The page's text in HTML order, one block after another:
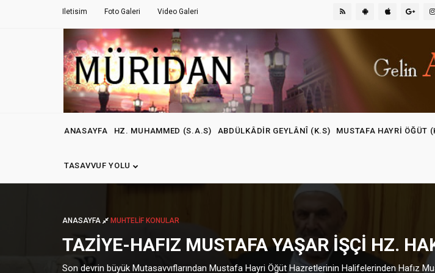
Iletisim Foto Galeri Video Galeri
ANASAYFA HZ. MUHAMMED (S.A.S) ABDÜLKÂDIR GEYLÂNÎ (K.S) MUSTAFA HAYRI ÖĞÜT
TASAVVUF YOLU
ANASAYFA MUHTELIF KONULAR
TAZİYE-HAFIZ MUSTAFA YAŞAR İŞÇI HZ.
Son devrin büyük Mutasavvıflarından Mustafa Hayri Öğüt Hazretlerinin Halifelerinden Hafız